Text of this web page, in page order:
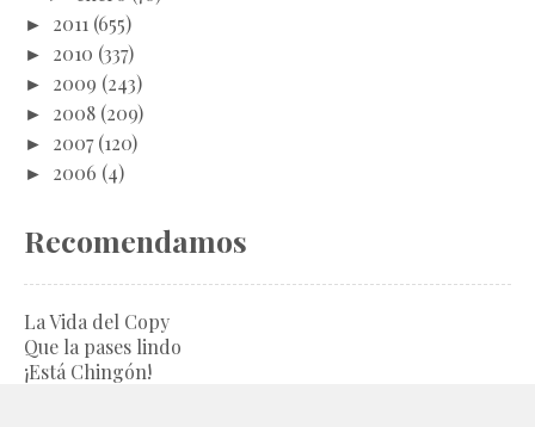
► 2011 (655)
► 2010 (337)
► 2009 (243)
► 2008 (209)
► 2007 (120)
► 2006 (4)
Recomendamos
La Vida del Copy
Que la pases lindo
¡Está Chingón!